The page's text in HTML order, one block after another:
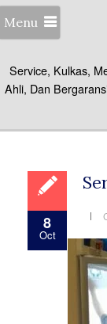
Menu
Service, Kulkas,
Ahli, Dan
8
Oct